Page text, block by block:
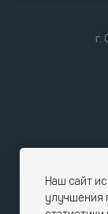
г.
Наш сайт
улучшения